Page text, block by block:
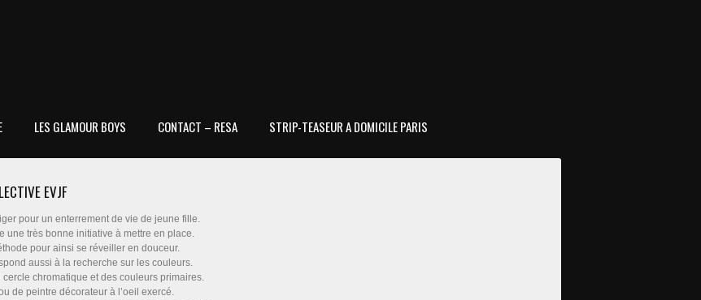
LES GLAMOUR BOYS CONTACT – RESA STRIP-TEASEUR A DOMICILE PARIS
EVJF
pour un enterrement de vie de jeune fille.
une très bonne initiative à mettre en place.
pour ainsi se réveiller en douceur.
aussi à la recherche sur les couleurs.
chromatique et des couleurs primaires.
de peintre décorateur à l’oeil exercé.